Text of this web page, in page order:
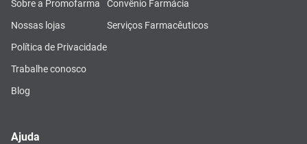
Sobre a Promofarma
Nossas lojas
Política de Privacidade
Trabalhe conosco
Blog
Convênio Farmácia
Serviços Farmacêuticos
Ajuda